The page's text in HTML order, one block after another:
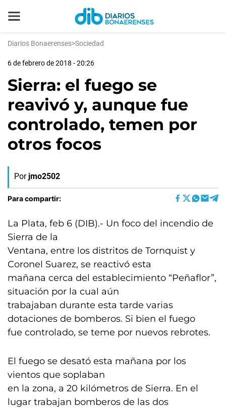
Diarios Bonaerenses>Sociedad
6 de febrero de 2018 - 20:26
Sierra: el fuego se
reavivó y, aunque fue
controlado, temen por
otros focos
Por jmo2502
Para compartir:
La Plata, feb 6 (DIB).- Un foco del incendio de
Sierra de la
Ventana, entre los distritos de Tornquist y
Coronel Suarez, se reactivó esta
mañana cerca del establecimiento “Peñaflor”,
situación por la cual aún
trabajaban durante esta tarde varias
dotaciones de bomberos. Si bien el fuego
fue controlado, se teme por nuevos rebrotes.
El fuego se desató esta mañana por los
vientos que soplaban
en la zona, a 20 kilómetros de Sierra. En el
lugar trabajan bomberos de las dos